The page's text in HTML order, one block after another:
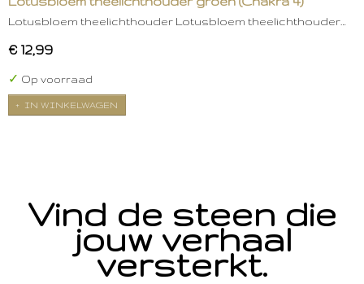
Lotusbloem theelichthouder Lotusbloem theelichthouder…
€ 12,99
✓ Op voorraad
IN WINKELWAGEN
Vind de steen die
jouw verhaal
versterkt.